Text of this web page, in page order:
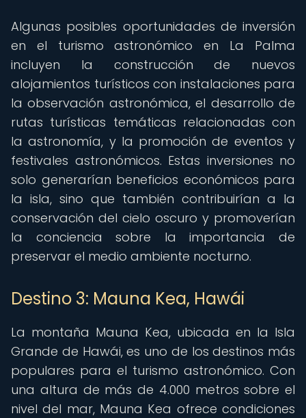
Algunas posibles oportunidades de inversión
en el turismo astronómico en La Palma
incluyen la construcción de nuevos
alojamientos turísticos con instalaciones para
la observación astronómica, el desarrollo de
rutas turísticas temáticas relacionadas con
la astronomía, y la promoción de eventos y
festivales astronómicos. Estas inversiones no
solo generarían beneficios económicos para
la isla, sino que también contribuirían a la
conservación del cielo oscuro y promoverían
la conciencia sobre la importancia de
preservar el medio ambiente nocturno.
Destino 3: Mauna Kea, Hawái
La montaña Mauna Kea, ubicada en la Isla
Grande de Hawái, es uno de los destinos más
populares para el turismo astronómico. Con
una altura de más de 4.000 metros sobre el
nivel del mar, Mauna Kea ofrece condiciones